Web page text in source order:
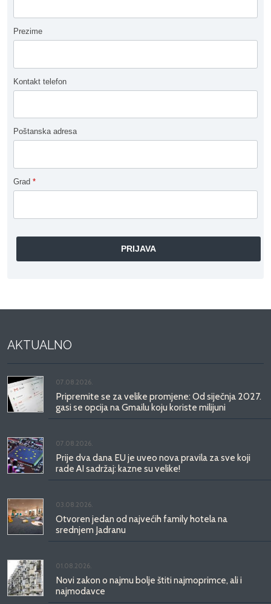
Prezime
Kontakt telefon
Poštanska adresa
Grad *
AKTUALNO
07.08.2026.
Pripremite se za velike promjene: Od siječnja 2027.
gasi se opcija na Gmailu koju koriste milijuni
07.08.2026.
Prije dva dana EU je uveo nova pravila za sve koji
rade AI sadržaj: kazne su velike!
03.08.2026.
Otvoren jedan od najvećih family hotela na
srednjem Jadranu
01.08.2026.
Novi zakon o najmu bolje štiti najmoprimce, ali i
najmodavce